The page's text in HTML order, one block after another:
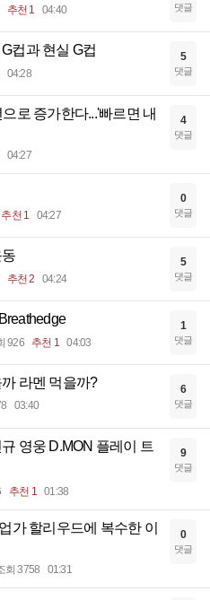
추천 1 04:40 댓글
컵과 현실 G컵
04:28
5
댓글
로 증가한다...'빠르면 내
04:27
4
댓글
추천 1 04:27
0
댓글
추천 2 04:24
5
댓글
926 추천 1 04:03
1
댓글
라멘 먹을까?
03:40
6
댓글
영웅 D.MON 플레이 트
추천 1 01:38
9
댓글
가 할리우드에 복수한 이
회 3758 01:31
0
댓글